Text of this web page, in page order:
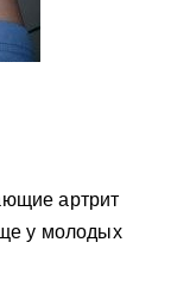
артрит
у молодых